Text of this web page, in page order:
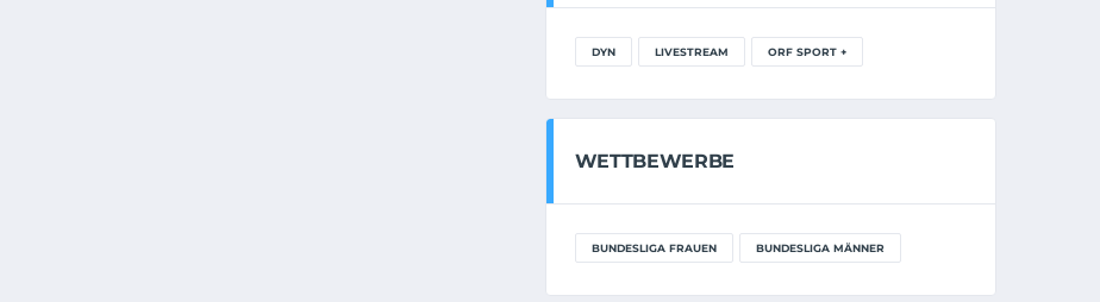
DYN LIVESTREAM ORF SPORT +
WETTBEWERBE
BUNDESLIGA FRAUEN BUNDESLIGA MÄNNER